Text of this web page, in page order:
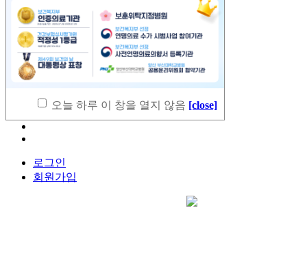
진료안내
시설안내
입원안내
호전사례
커뮤니티
이손의료경영연구소
로그인
회원가입
오늘 하루 이 창을 열지 않음 [close]